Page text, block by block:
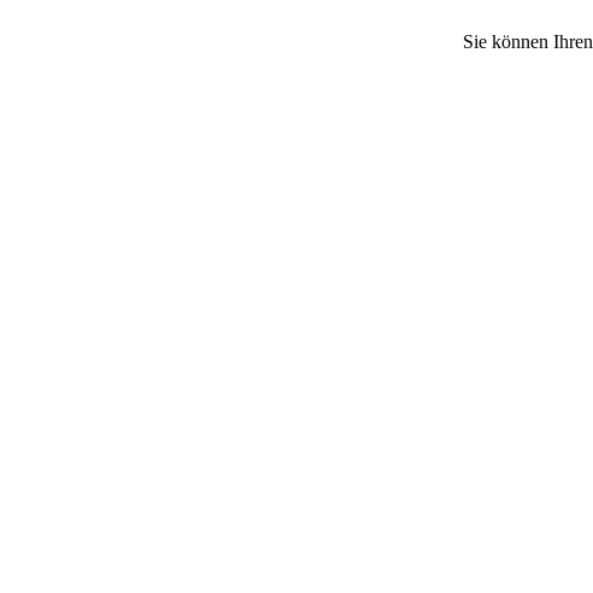
Sie können Ihren